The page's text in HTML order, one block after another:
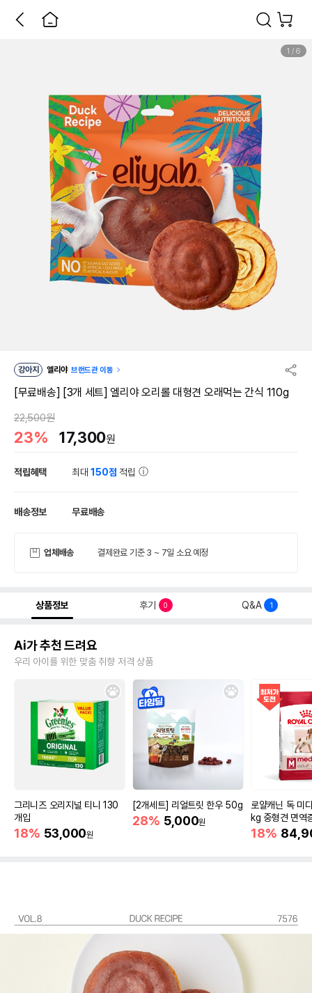
1 / 6
강아지 엘리야 브랜드관 이동
[무료배송] [3개 세트] 엘리야 오리롤 대형견 오래먹는 간식 110g
22,500원
23% 17,300원
적립혜택 최대150점 적립
배송정보 무료배송
업체배송 결제완료 기준 3 ~ 7일 소요 예정
상품정보 후기 0 Q&A 1
Ai가 추천 드려요
우리 아이를 위한 맞춤 취향 저격 상품
그리니즈 오리지널 티니 130
개입
18% 53,000원
[2개세트] 리얼트릿 한우 50g
28% 5,000원
로얄캐닌 독 미
kg 중형견 면역
18%